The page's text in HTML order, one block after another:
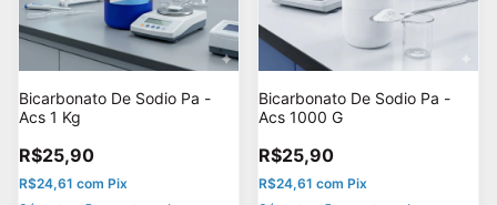
Bicarbonato De Sodio Pa -
Acs 1 Kg
R$25,90
R$24,61 com Pix
Bicarbonato De Sodio Pa -
Acs 1000 G
R$25,90
R$24,61 com Pix